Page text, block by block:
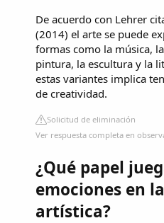
De acuerdo con Lehrer
(2014) el arte se puede
formas como la música,
pintura, la escultura y la
estas variantes implica
de creatividad.
Solicitud de eliminación
Ver respuesta completa en
¿Qué papel
emociones en
artística?